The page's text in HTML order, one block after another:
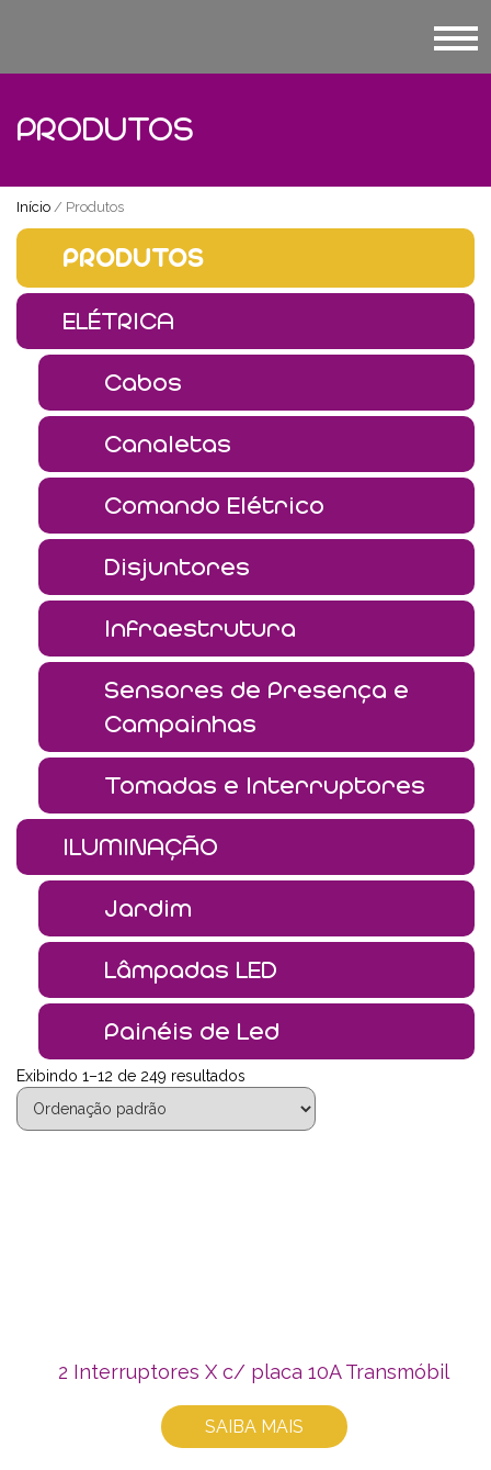
PRODUTOS
Início / Produtos
PRODUTOS
ELÉTRICA
Cabos
Canaletas
Comando Elétrico
Disjuntores
Infraestrutura
Sensores de Presença e
Campainhas
Tomadas e Interruptores
ILUMINAÇÃO
Jardim
Lâmpadas LED
Painéis de Led
Exibindo 1–12 de 249 resultados
2 Interruptores X c/ placa 10A Transmóbil
SAIBA MAIS